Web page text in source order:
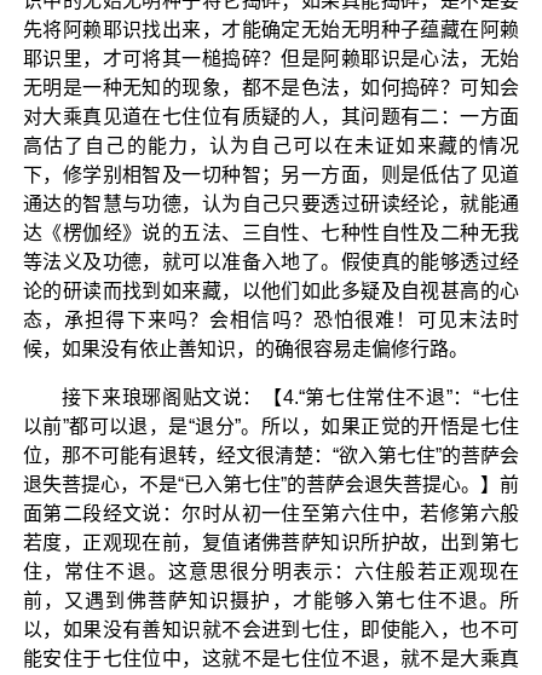
先将阿赖耶识找出来，才能确定无始无明种子蕴藏在阿赖
耶识里，才可将其一槌捣碎？但是阿赖耶识是心法，无始
无明是一种无知的现象，都不是色法，如何捣碎？可知会
对大乘真见道在七住位有质疑的人，其问题有二：一方面
高估了自己的能力，认为自己可以在未证如来藏的情况
下，修学别相智及一切种智；另一方面，则是低估了见道
通达的智慧与功德，认为自己只要透过研读经论，就能通
达《楞伽经》说的五法、三自性、七种性自性及二种无我
等法义及功德，就可以准备入地了。假使真的能够透过经
论的研读而找到如来藏，以他们如此多疑及自视甚高的心
态，承担得下来吗？会相信吗？恐怕很难！可见末法时
候，如果没有依止善知识，的确很容易走偏修行路。
接下来琅琊阁贴文说：【4.“第七住常住不退”：“七住
以前”都可以退，是“退分”。所以，如果正觉的开悟是七住
位，那不可能有退转，经文很清楚：“欲入第七住”的菩萨会
退失菩提心，不是“已入第七住”的菩萨会退失菩提心。】前
面第二段经文说：尔时从初一住至第六住中，若修第六般
若度，正观现在前，复值诸佛菩萨知识所护故，出到第七
住，常住不退。这意思很分明表示：六住般若正观现在
前，又遇到佛菩萨知识摄护，才能够入第七住不退。所
以，如果没有善知识就不会进到七住，即使能入，也不可
能安住于七住位中，这就不是七住位不退，就不是大乘真